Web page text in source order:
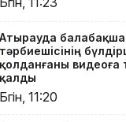
рейс
Испанияның
Сеута
қаласына
өтуге
Атырауда балабақша
тәрбиешісінің
қолданғаны видеоға
қалды
Бүгін, 11:20